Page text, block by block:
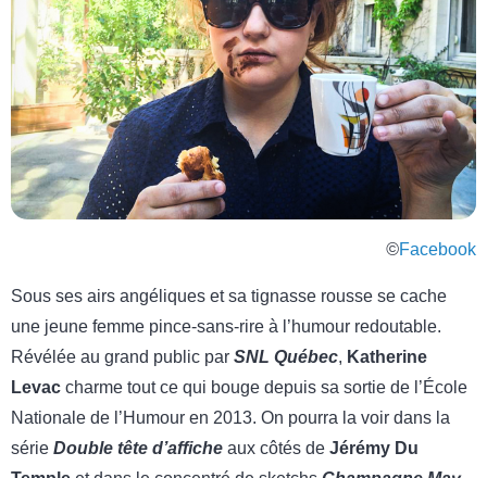
©Facebook
Sous ses airs angéliques et sa tignasse rousse se cache
une jeune femme pince-sans-rire à l’humour redoutable.
Révélée au grand public par SNL Québec, Katherine
Levac charme tout ce qui bouge depuis sa sortie de l’École
Nationale de l’Humour en 2013. On pourra la voir dans la
série Double tête d’affiche aux côtés de Jérémy Du